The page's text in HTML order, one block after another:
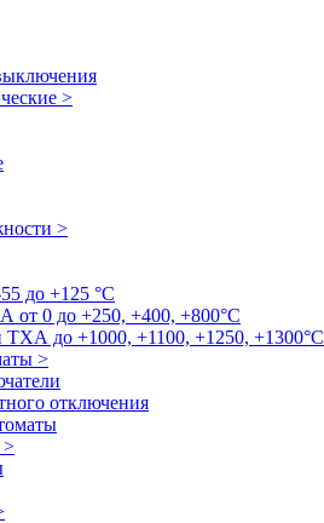
>
>
до +125 °С
0 до +250, +400, +800°C
до +1000, +1100, +1250, +1300°C
>
отключения
>